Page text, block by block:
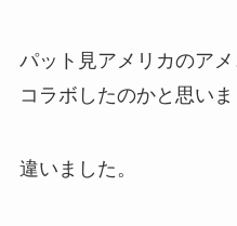
パット見アメリカのアメ
コラボしたのかと思いま
違いました。